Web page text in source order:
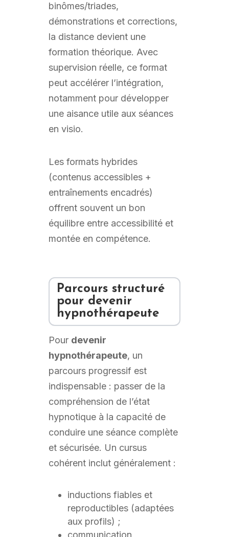
binômes/triades,
démonstrations et corrections,
la distance devient une
formation théorique. Avec
supervision réelle, ce format
peut accélérer l’intégration,
notamment pour développer
une aisance utile aux séances
en visio.
Les formats hybrides
(contenus accessibles +
entraînements encadrés)
offrent souvent un bon
équilibre entre accessibilité et
montée en compétence.
Parcours structuré
pour devenir
hypnothérapeute
Pour devenir
hypnothérapeute, un
parcours progressif est
indispensable : passer de la
compréhension de l’état
hypnotique à la capacité de
conduire une séance complète
et sécurisée. Un cursus
cohérent inclut généralement :
inductions fiables et
reproductibles (adaptées
aux profils) ;
communication